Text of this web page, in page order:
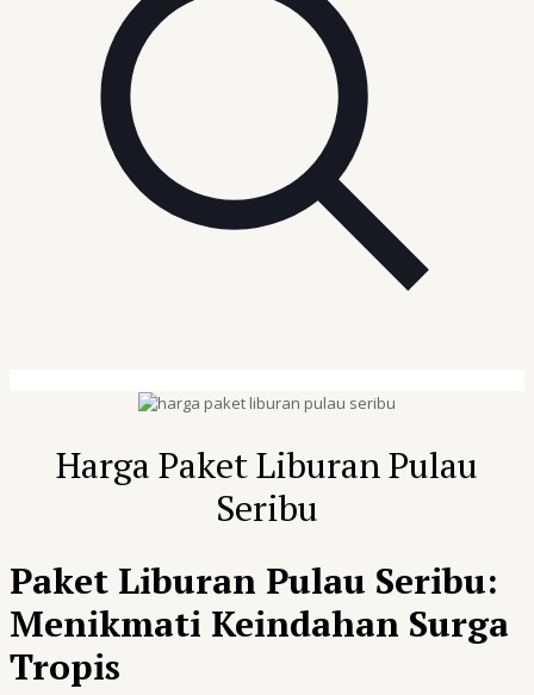
Harga Paket Liburan Pulau
Seribu
Paket Liburan Pulau Seribu:
Menikmati Keindahan Surga
Tropis